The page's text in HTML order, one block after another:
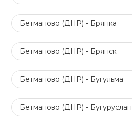
Бетманово (ДНР) - Брянка
Бетманово (ДНР) - Брянск
Бетманово (ДНР) - Бугульма
Бетманово (ДНР) - Бугуруслан